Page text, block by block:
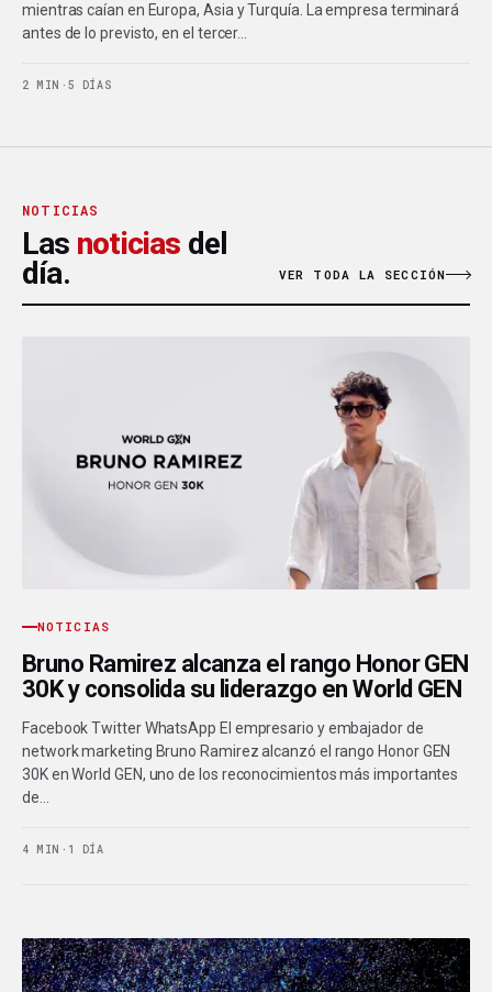
mientras caían en Europa, Asia y Turquía. La empresa terminará
antes de lo previsto, en el tercer…
2 MIN · 5 DÍAS
NOTICIAS
Las noticias del
día.
VER TODA LA SECCIÓN
NOTICIAS
Bruno Ramirez alcanza el rango Honor GEN
30K y consolida su liderazgo en World GEN
Facebook Twitter WhatsApp El empresario y embajador de
network marketing Bruno Ramirez alcanzó el rango Honor GEN
30K en World GEN, uno de los reconocimientos más importantes
de…
4 MIN · 1 DÍA